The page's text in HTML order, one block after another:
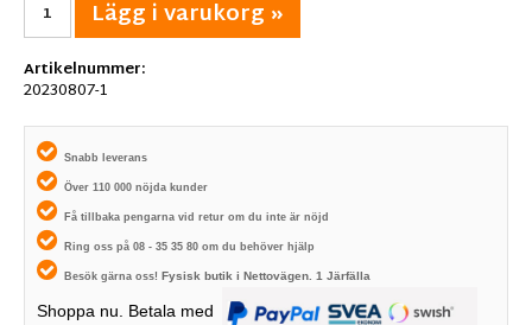
Lägg i varukorg »
Artikelnummer:
20230807-1
Snabb leverans
Över 110 000 nöjda kunder
Få tillbaka pengarna vid retur om du inte är nöjd
Ring oss på 08 - 35 35 80 om du behöver hjälp
Besök gärna oss! Fysisk butik i Nettovägen. 1 Järfälla
Shoppa nu. Betala med